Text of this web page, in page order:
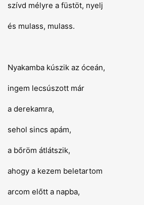
szívd mélyre a füstöt, nyelj
és mulass, mulass.
Nyakamba kúszik az óceán,
ingem lecsúszott már
a derekamra,
sehol sincs apám,
a bőröm átlátszik,
ahogy a kezem beletartom
arcom előtt a napba,